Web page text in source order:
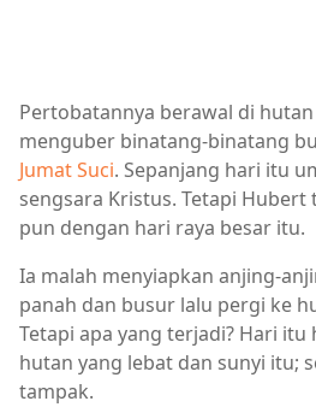
Pertobatannya berawal di
menguber binatang-binatang
Jumat Suci. Sepanjang hari itu
sengsara Kristus. Tetapi
pun dengan hari raya besar itu.
Ia malah menyiapkan anjing-
panah dan busur lalu pergi ke
Tetapi apa yang terjadi? Hari itu
hutan yang lebat dan sunyi itu;
tampak.